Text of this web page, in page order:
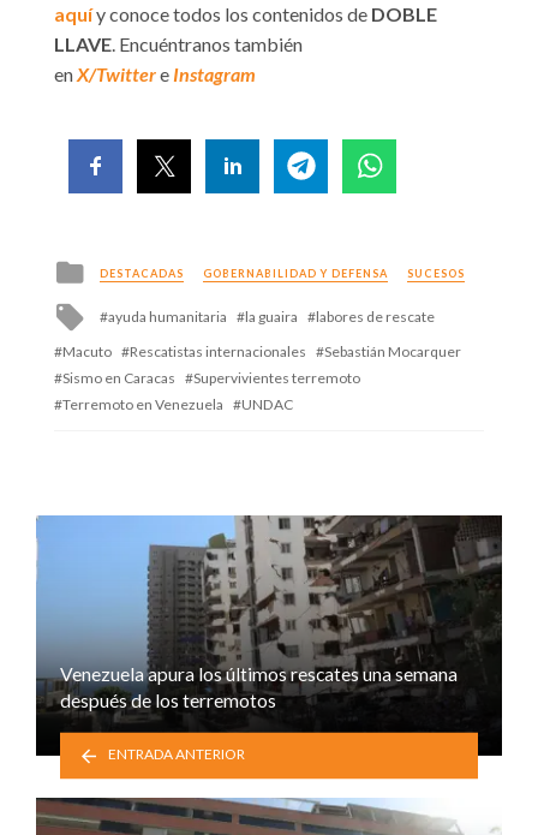
aquíy conoce todos los contenidos de DOBLE
LLAVE. Encuéntranos también
enX/Twittere Instagram
Posted
in
DESTACADAS GOBERNABILIDAD Y DEFENSA SUCESOS
Tagged
with
ayuda humanitaria la guaira
labores de rescate
Macuto
Rescatistas internacionales
Sebastián Mocarquer
Sismo en Caracas
Supervivientes terremoto
Terremoto en Venezuela
UNDAC
Venezuela apura los últimos rescates una semana
después de los terremotos
ENTRADA ANTERIOR